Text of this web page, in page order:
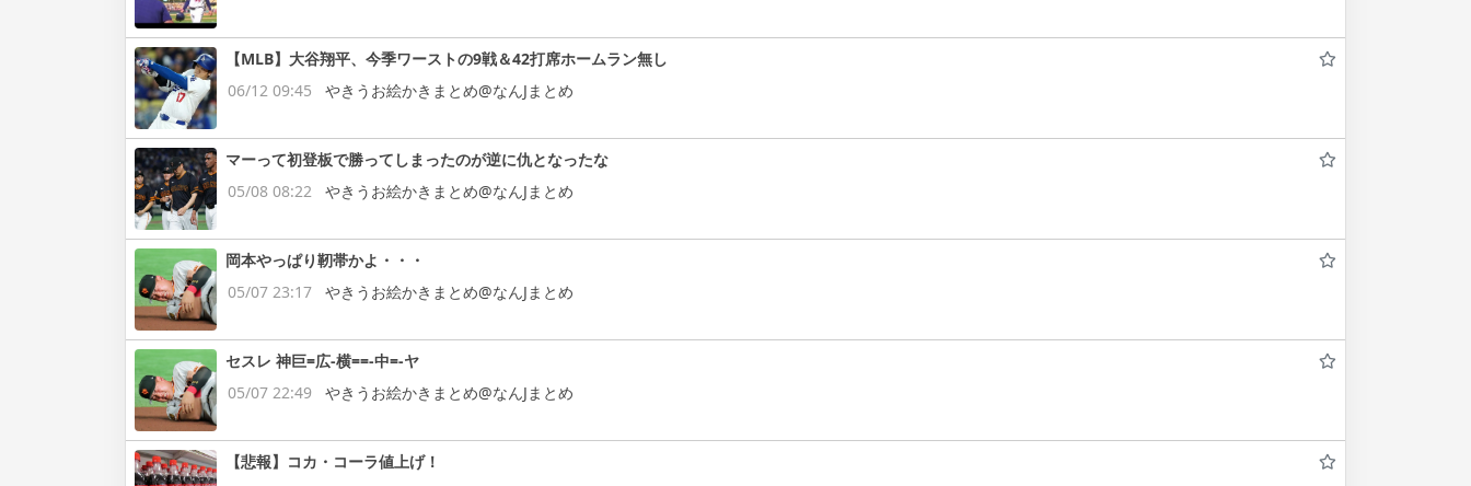
【MLB】大谷翔平、今季ワーストの9戦＆42打席ホームラン無し
06/12 09:45
やきうお絵かきまとめ@なんJまとめ
マーって初登板で勝ってしまったのが逆に仇となったな
05/08 08:22
やきうお絵かきまとめ@なんJまとめ
岡本やっぱり靭帯かよ・・・
05/07 23:17
やきうお絵かきまとめ@なんJまとめ
セスレ 神巨=広-横==-中=-ヤ
05/07 22:49
やきうお絵かきまとめ@なんJまとめ
【悲報】コカ・コーラ値上げ！